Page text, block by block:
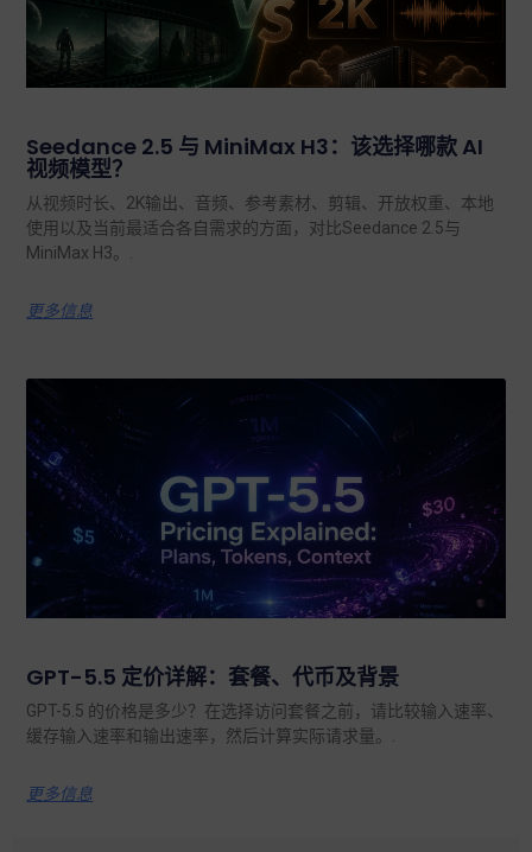
Seedance 2.5 与 MiniMax H3：该选择哪款 AI
视频模型？
从视频时长、2K输出、音频、参考素材、剪辑、开放权重、本地
使用以及当前最适合各自需求的方面，对比Seedance 2.5与
MiniMax H3。.
更多信息
GPT-5.5 定价详解：套餐、代币及背景
GPT-5.5 的价格是多少？在选择访问套餐之前，请比较输入速率、
缓存输入速率和输出速率，然后计算实际请求量。.
更多信息